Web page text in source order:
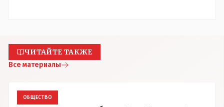
ЧИТАЙТЕ ТАКЖЕ
Все материалы
ОБЩЕСТВО